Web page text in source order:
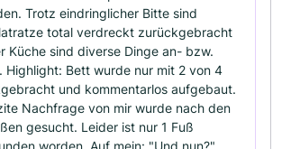
Trotz eindringlicher Bitte sind
total verdreckt zurückgebracht
Küche sind diverse Dinge an- bzw.
Highlight: Bett wurde nur mit 2 von 4
und kommentarlos aufgebaut.
Nachfrage von mir wurde nach den
gesucht. Leider ist nur 1 Fuß
worden. Auf mein: "Und nun?"